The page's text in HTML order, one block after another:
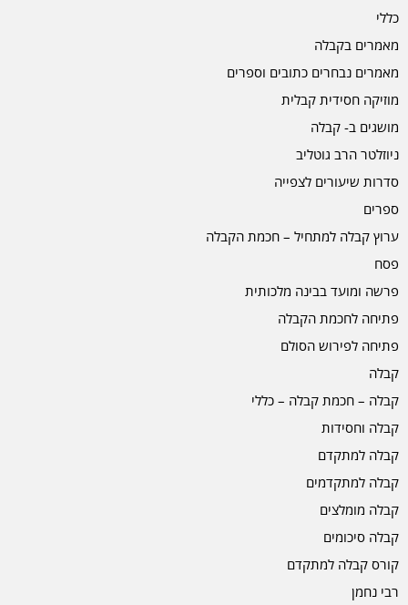
כללי
מאמרים בקבלה
מאמרים נבחרים כתובים וספרים
מוזיקה חסידית קבלית
מושגים ב- קבלה
ניוזלטר הרב גוטליב
סדרות שיעורים לצפייה
ספרים
ערוץ קבלה למתחיל – חכמת הקבלה
פסח
פרשה ומועד בבינה מלכותית
פתיחה לחכמת הקבלה
פתיחה לפירוש הסולם
קבלה
קבלה – חכמת קבלה – כללי
קבלה וחסידות
קבלה למתקדם
קבלה למתקדמים
קבלה מומלצים
קבלה סיכומים
קורס קבלה למתקדם
רבי נחמן